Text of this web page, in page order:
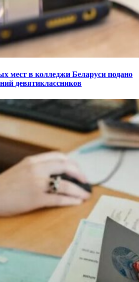
мест в колледжи Беларуси подано
девятиклассников